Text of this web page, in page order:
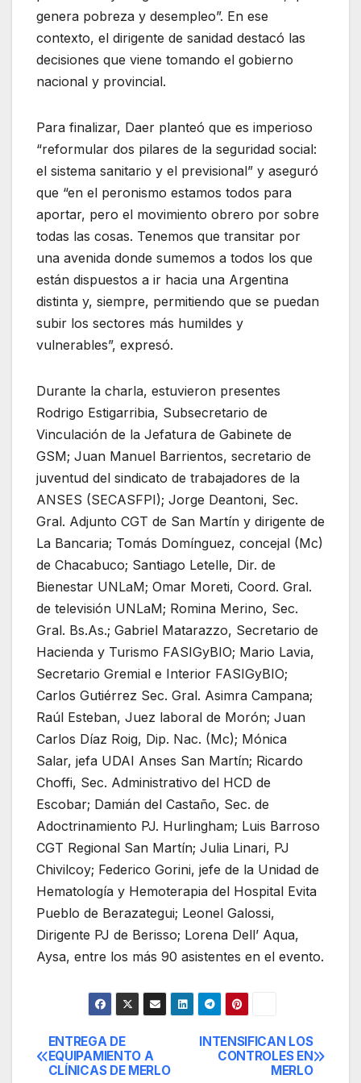
genera pobreza y desempleo”. En ese
contexto, el dirigente de sanidad destacó las
decisiones que viene tomando el gobierno
nacional y provincial.
Para finalizar, Daer planteó que es imperioso
“reformular dos pilares de la seguridad social:
el sistema sanitario y el previsional” y aseguró
que “en el peronismo estamos todos para
aportar, pero el movimiento obrero por sobre
todas las cosas. Tenemos que transitar por
una avenida donde sumemos a todos los que
están dispuestos a ir hacia una Argentina
distinta y, siempre, permitiendo que se puedan
subir los sectores más humildes y
vulnerables”, expresó.
Durante la charla, estuvieron presentes
Rodrigo Estigarribia, Subsecretario de
Vinculación de la Jefatura de Gabinete de
GSM; Juan Manuel Barrientos, secretario de
juventud del sindicato de trabajadores de la
ANSES (SECASFPI); Jorge Deantoni, Sec.
Gral. Adjunto CGT de San Martín y dirigente de
La Bancaria; Tomás Domínguez, concejal (Mc)
de Chacabuco; Santiago Letelle, Dir. de
Bienestar UNLaM; Omar Moreti, Coord. Gral.
de televisión UNLaM; Romina Merino, Sec.
Gral. Bs.As.; Gabriel Matarazzo, Secretario de
Hacienda y Turismo FASIGyBIO; Mario Lavia,
Secretario Gremial e Interior FASIGyBIO;
Carlos Gutiérrez Sec. Gral. Asimra Campana;
Raúl Esteban, Juez laboral de Morón; Juan
Carlos Díaz Roig, Dip. Nac. (Mc); Mónica
Salar, jefa UDAI Anses San Martín; Ricardo
Choffi, Sec. Administrativo del HCD de
Escobar; Damián del Castaño, Sec. de
Adoctrinamiento PJ. Hurlingham; Luis Barroso
CGT Regional San Martín; Julia Linari, PJ
Chivilcoy; Federico Gorini, jefe de la Unidad de
Hematología y Hemoterapia del Hospital Evita
Pueblo de Berazategui; Leonel Galossi,
Dirigente PJ de Berisso; Lorena Dell’ Aqua,
Aysa, entre los más 90 asistentes en el evento.
Navegación
INTENSIFICAN LOS
CONTROLES EN
MERLO
ENTREGA DE
EQUIPAMIENTO A
CLÍNICAS DE MERLO